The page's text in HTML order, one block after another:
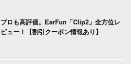
プロも高評価。EarFun「Clip2」全方位レ
ビュー！【割引クーポン情報あり】